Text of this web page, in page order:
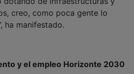
creo, como poca gente lo
ha manifestado.